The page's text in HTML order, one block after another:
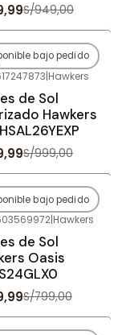
S/949,00
OFF bajo pedido
|Hawkers
de Sol
Hawkers
S/999,00
OFF bajo pedido
|Hawkers
de Sol
Oasis
S/799,00